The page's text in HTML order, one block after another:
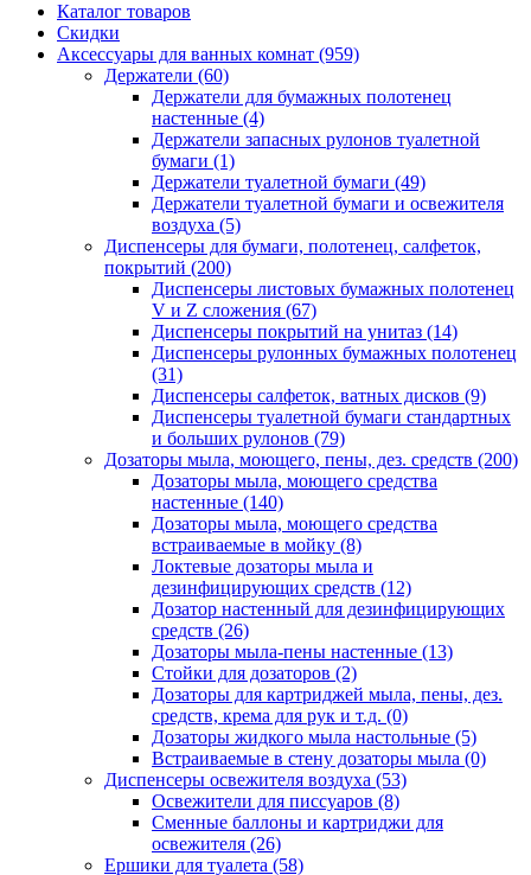
Каталог товаров
Скидки
Аксессуары для ванных комнат (959)
Держатели (60)
Держатели для бумажных полотенец
настенные (4)
Держатели запасных рулонов туалетной
бумаги (1)
Держатели туалетной бумаги (49)
Держатели туалетной бумаги и освежителя
воздуха (5)
Диспенсеры для бумаги, полотенец, салфеток,
покрытий (200)
Диспенсеры листовых бумажных полотенец
V и Z сложения (67)
Диспенсеры покрытий на унитаз (14)
Диспенсеры рулонных бумажных полотенец
(31)
Диспенсеры салфеток, ватных дисков (9)
Диспенсеры туалетной бумаги стандартных
и больших рулонов (79)
Дозаторы мыла, моющего, пены, дез. средств (200)
Дозаторы мыла, моющего средства
настенные (140)
Дозаторы мыла, моющего средства
встраиваемые в мойку (8)
Локтевые дозаторы мыла и
дезинфицирующих средств (12)
Дозатор настенный для дезинфицирующих
средств (26)
Дозаторы мыла-пены настенные (13)
Стойки для дозаторов (2)
Дозаторы для картриджей мыла, пены, дез.
средств, крема для рук и т.д. (0)
Дозаторы жидкого мыла настольные (5)
Встраиваемые в стену дозаторы мыла (0)
Диспенсеры освежителя воздуха (53)
Освежители для писсуаров (8)
Сменные баллоны и картриджи для
освежителя (26)
Ершики для туалета (58)